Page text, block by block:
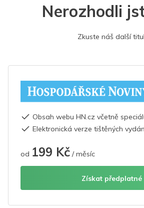
Nerozhodli
Zkuste náš další titul.
Obsah webu HN.cz včetně
Elektronická verze tištěných
od 199 Kč / měsíc
Získat předplatné